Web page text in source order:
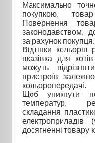
Максимально
покупкою,
Повернення
законодавством,
за рахунок покупця.
Відтінки
вказівка ​​для
можуть
пристроїв
кольоропередачі.
Щоб уникнути
температур,
складання
досягненні товару